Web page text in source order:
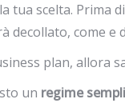
tua scelta. Prima
decollato, come
plan, allora
un regime